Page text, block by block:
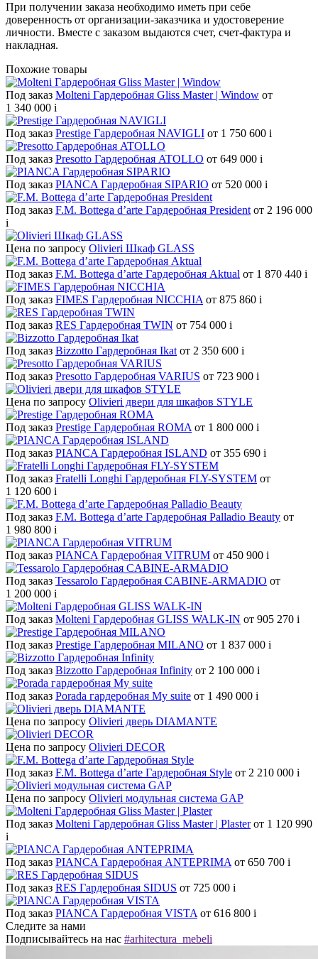
При получении заказа необходимо иметь при себе
доверенность от организации-заказчика и удостоверение
личности. Вместе с заказом выдаются счет, счет-фактура и
накладная.
Похожие товары
Под заказ Molteni Гардеробная Gliss Master | Window от
1 340 000 i
Под заказ Prestige Гардеробная NAVIGLI от 1 750 600 i
Под заказ Presotto Гардеробная ATOLLO от 649 000 i
Под заказ PIANCA Гардеробная SIPARIO от 520 000 i
Под заказ F.M. Bottega d’arte Гардеробная President от 2 196 000
i
Цена по запросу Olivieri Шкаф GLASS
Под заказ F.M. Bottega d’arte Гардеробная Aktual от 1 870 440 i
Под заказ FIMES Гардеробная NICCHIA от 875 860 i
Под заказ RES Гардеробная TWIN от 754 000 i
Под заказ Bizzotto Гардеробная Ikat от 2 350 600 i
Под заказ Presotto Гардеробная VARIUS от 723 900 i
Цена по запросу Olivieri двери для шкафов STYLE
Под заказ Prestige Гардеробная ROMA от 1 800 000 i
Под заказ PIANCA Гардеробная ISLAND от 355 690 i
Под заказ Fratelli Longhi Гардеробная FLY-SYSTEM от
1 120 600 i
Под заказ F.M. Bottega d’arte Гардеробная Palladio Beauty от
1 980 800 i
Под заказ PIANCA Гардеробная VITRUM от 450 900 i
Под заказ Tessarolo Гардеробная CABINE-ARMADIO от
1 200 000 i
Под заказ Molteni Гардеробная GLISS WALK-IN от 905 270 i
Под заказ Prestige Гардеробная MILANO от 1 837 000 i
Под заказ Bizzotto Гардеробная Infinity от 2 100 000 i
Под заказ Porada гардеробная My suite от 1 490 000 i
Цена по запросу Olivieri дверь DIAMANTE
Цена по запросу Olivieri DECOR
Под заказ F.M. Bottega d’arte Гардеробная Style от 2 210 000 i
Цена по запросу Olivieri модульная система GAP
Под заказ Molteni Гардеробная Gliss Master | Plaster от 1 120 990
i
Под заказ PIANCA Гардеробная ANTEPRIMA от 650 700 i
Под заказ RES Гардеробная SIDUS от 725 000 i
Под заказ PIANCA Гардеробная VISTA от 616 800 i
Следите за нами
Подписывайтесь на нас #arhitectura_mebeli